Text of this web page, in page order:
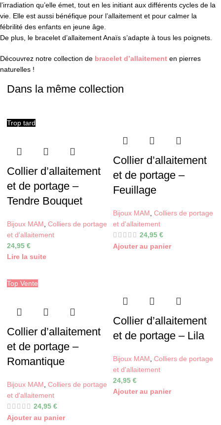
l’irradiation qu’elle émet, tout en les initiant aux différents cycles de la
vie. Elle est aussi bénéfique pour l’allaitement et pour calmer la
fébrilité des enfants en jeune âge.
De plus, le bracelet d’allaitement Anaïs s’adapte à tous les poignets.
Découvrez notre collection de bracelet d’allaitement en pierres
naturelles !
Dans la même collection
Trop tard
Collier d’allaitement
et de portage –
Tendre Bouquet
Bijoux MAM Colliers de portage
et d'allaitement
24,95 €
Lire la suite
Collier d’allaitement
et de portage –
Feuillage
Bijoux MAM Colliers de portage
et d'allaitement
24,95 €
Ajouter au panier
Top Vente
Collier d’allaitement
et de portage –
Romantique
Bijoux MAM Colliers de portage
et d'allaitement
24,95 €
Ajouter au panier
Collier d’allaitement
et de portage – Lila
Bijoux MAM Colliers de portage
et d'allaitement
24,95 €
Ajouter au panier